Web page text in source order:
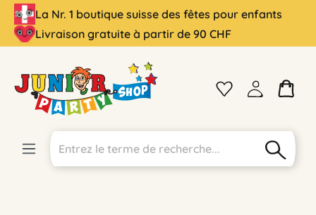
principal
La Nr. 1 boutique suisse des fêtes pour enfants
Livraison gratuite à partir de 90 CHF